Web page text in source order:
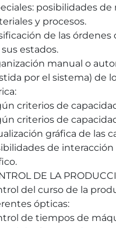
posibilidades de
y procesos.
de las órdenes
estados.
manual o
por el sistema) de
criterios de
criterios de
gráfica de las
de
DE LA
del curso de la
ópticas:
de tiempos de